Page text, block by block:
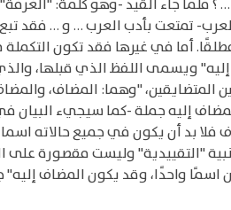
؟ فلما جاء القيد -وهو كلمة:
تمتعت بأدب العرب … و … فقد تبع
أما في غيرها فقد تكون
إليه" ويسمى اللفظ الذي قبلها،
المتضايقين، "وهما: المضاف،
"التقييدية" وليست مقصورة
واحدًا، وقد يكون المضاف إليه" جملة